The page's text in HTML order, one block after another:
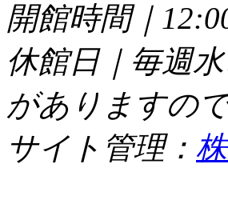
開館時間｜
休館日｜毎週
がありますの
サイト管理：